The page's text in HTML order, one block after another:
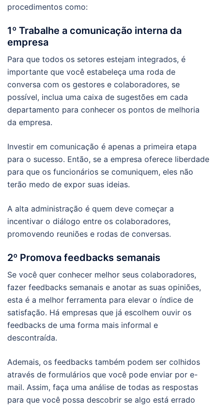
procedimentos como:
1º Trabalhe a comunicação interna da
empresa
Para que todos os setores estejam integrados, é
importante que você estabeleça uma roda de
conversa com os gestores e colaboradores, se
possível, inclua uma caixa de sugestões em cada
departamento para conhecer os pontos de melhoria
da empresa.
Investir em comunicação é apenas a primeira etapa
para o sucesso. Então, se a empresa oferece liberdade
para que os funcionários se comuniquem, eles não
terão medo de expor suas ideias.
A alta administração é quem deve começar a
incentivar o diálogo entre os colaboradores,
promovendo reuniões e rodas de conversas.
2º Promova feedbacks semanais
Se você quer conhecer melhor seus colaboradores,
fazer feedbacks semanais e anotar as suas opiniões,
esta é a melhor ferramenta para elevar o índice de
satisfação. Há empresas que já escolhem ouvir os
feedbacks de uma forma mais informal e
descontraída.
Ademais, os feedbacks também podem ser colhidos
através de formulários que você pode enviar por e-
mail. Assim, faça uma análise de todas as respostas
para que você possa descobrir se algo está errado